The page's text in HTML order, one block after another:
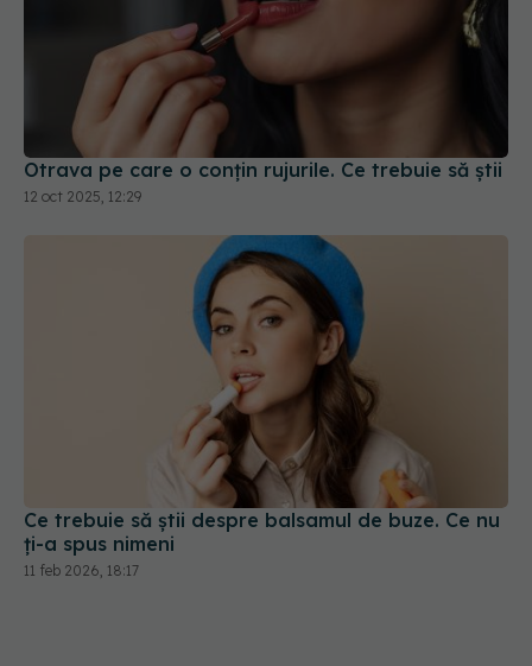
Otrava pe care o conțin rujurile. Ce trebuie să știi
12 oct 2025, 12:29
Ce trebuie să știi despre balsamul de buze. Ce nu
ți-a spus nimeni
11 feb 2026, 18:17